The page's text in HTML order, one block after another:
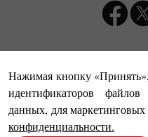
Нажимая кнопку
идентификаторов
данных, для
конфиденциальности.